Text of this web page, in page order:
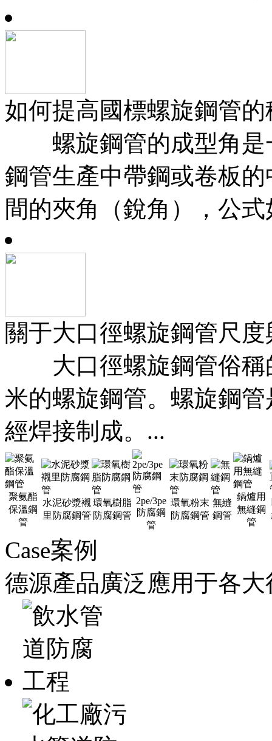
如何提高國標螺旋鋼管
螺旋鋼管的成型角是
鋼管生產中帶鋼或卷板
間的夾角（銳角），公式
關于大口徑螺旋鋼管尺
大口徑螺旋鋼管俗稱
米的螺旋鋼管。螺旋鋼
經焊接制成。...
聚氨酯
保溫鋼
管
水泥砂漿襯
里防腐鋼管
環氧樹脂
防腐鋼管
2pe/3pe
防腐鋼
管
環氧粉末
防腐鋼管
無縫
鋼管
鍋爐用
無縫鋼
管
Case案例
德源產品廣泛應用于各大